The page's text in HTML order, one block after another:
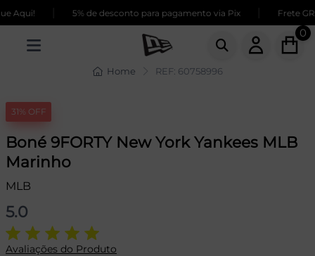
Aqui! 5% de desconto para pagamento via Pix Frete
0
Home REF: 60758996
31% OFF
Boné 9FORTY New York Yankees MLB
Marinho
MLB
5.0
Avaliações do Produto